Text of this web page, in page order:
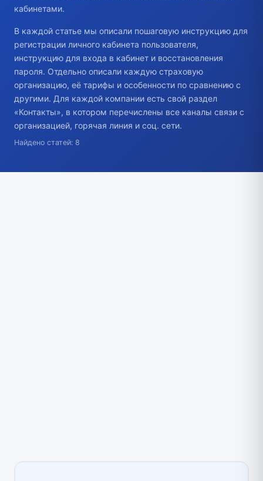
кабинетами.
В каждой статье мы описали пошаговую инструкцию для
регистрации личного кабинета пользователя,
инструкцию для входа в кабинет и восстановления
пароля. Отдельно описали каждую страховую
организацию, её тарифы и особенности по сравнению с
другими. Для каждой компании есть свой раздел
«Контакты», в котором перечислены все каналы связи с
организацией, горячая линия и соц. сети.
Найдено статей: 8